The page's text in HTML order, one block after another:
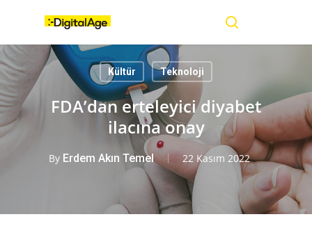
content
Kültür Teknoloji
FDA’dan erteleyici diyabet
ilacına onay
By Erdem Akın Temel 22 Kasım 2022